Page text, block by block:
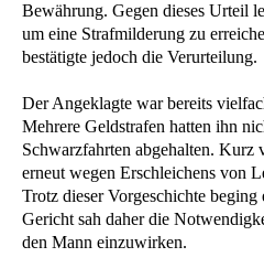
Bewährung. Gegen dieses Urteil
um eine Strafmilderung zu
bestätigte jedoch die Verurteilung.
Der Angeklagte war bereits
Mehrere Geldstrafen hatten ihn
Schwarzfahrten abgehalten. Kurz
erneut wegen Erschleichens von
Trotz dieser Vorgeschichte
Gericht sah daher die
den Mann einzuwirken.